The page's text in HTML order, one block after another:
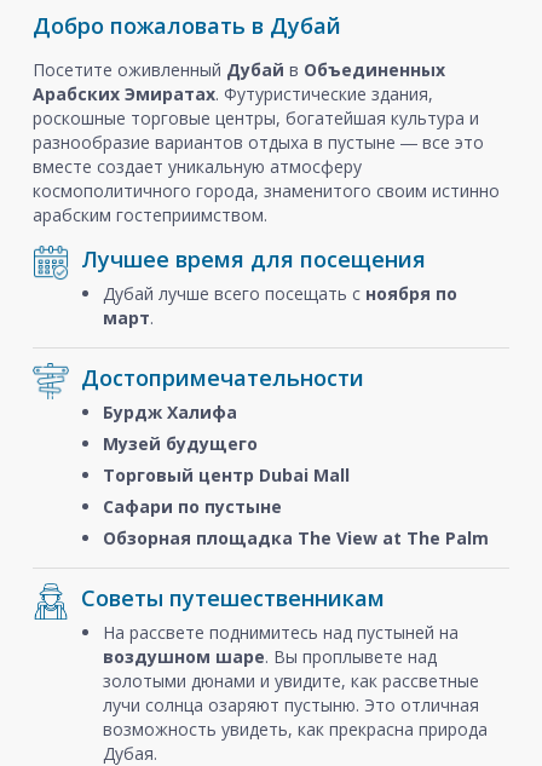
Добро пожаловать в Дубай
Посетите оживленный Дубай в Объединенных
Арабских Эмиратах. Футуристические здания,
роскошные торговые центры, богатейшая культура и
разнообразие вариантов отдыха в пустыне ― все это
вместе создает уникальную атмосферу
космополитичного города, знаменитого своим истинно
арабским гостеприимством.
Лучшее время для посещения
Дубай лучше всего посещать с ноября по
март.
Достопримечательности
Бурдж Халифа
Музей будущего
Торговый центр Dubai Mall
Сафари по пустыне
Обзорная площадка The View at The Palm
Советы путешественникам
На рассвете поднимитесь над пустыней на
воздушном шаре. Вы проплывете над
золотыми дюнами и увидите, как рассветные
лучи солнца озаряют пустыню. Это отличная
возможность увидеть, как прекрасна природа
Дубая.